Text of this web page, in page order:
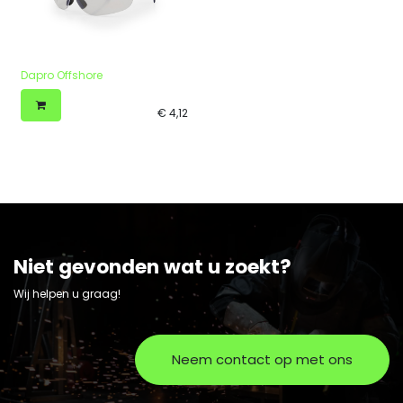
Dapro Offshore
€ 4,12
Niet gevonden wat u zoekt?
Wij helpen u graag!
Neem contact op met ons